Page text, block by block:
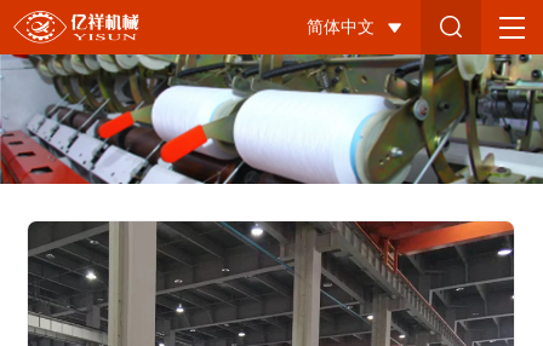
YX1213-
2
简体中文